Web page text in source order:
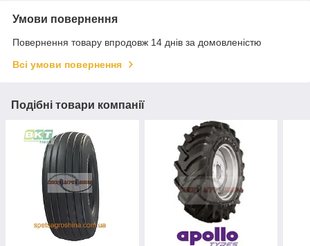
Умови повернення
Повернення товару впродовж 14 днів за домовленістю
Всі умови повернення
Подібні товари компанії